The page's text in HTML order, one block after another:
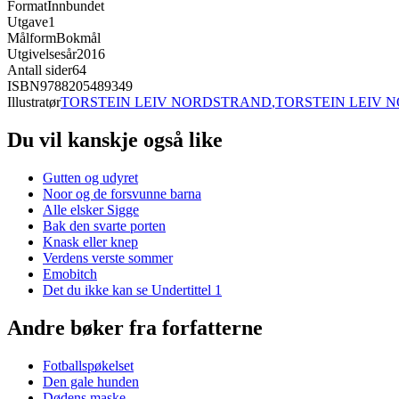
FormatInnbundet
Utgave1
MålformBokmål
Utgivelsesår2016
Antall sider64
ISBN9788205489349
IllustratørTORSTEIN LEIV NORDSTRAND,TORSTEIN LEIV
Du vil kanskje også like
Gutten og udyret
Noor og de forsvunne barna
Alle elsker Sigge
Bak den svarte porten
Knask eller knep
Verdens verste sommer
Emobitch
Det du ikke kan se Undertittel 1
Andre bøker fra forfatterne
Fotballspøkelset
Den gale hunden